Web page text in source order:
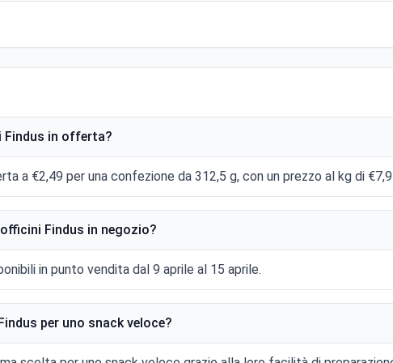
Findus in offerta?
a €2,49 per una confezione da 312,5 g, con un prezzo al kg di
Findus in negozio?
in punto vendita dal 9 aprile al 15 aprile.
per uno snack veloce?